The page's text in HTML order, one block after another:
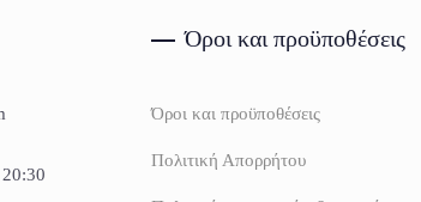
20:30
Όροι και προϋποθέσεις
Όροι και προϋποθέσεις
Πολιτική Απορρήτου